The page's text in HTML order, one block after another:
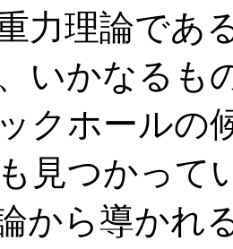
力理論であ
いかなるも
クホールの
見つかって
から導かれ